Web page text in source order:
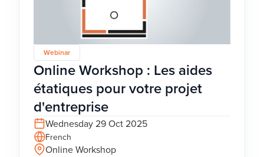
Webinar
Online Workshop : Les aides
étatiques pour votre projet
d'entreprise
Wednesday 29 Oct 2025
French
Online Workshop